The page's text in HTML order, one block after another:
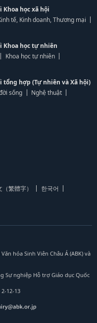
học xã hội
tế, Kinh doanh, Thương mại
Khoa học tự nhiên
Khoa học tự nhiên
tổng hợp (Tự nhiên và Xã hội)
sống
Nghệ thuật
（繁體字）
한국어
hóa Sinh Viên Châu Á (ABK) và
Sự nghiệp Hỗ trợ Giáo dục Quốc
12-13